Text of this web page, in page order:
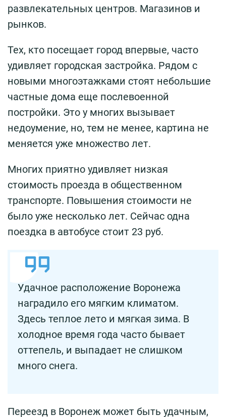
развлекательных центров. Магазинов и
рынков.
Тех, кто посещает город впервые, часто
удивляет городская застройка. Рядом с
новыми многоэтажками стоят небольшие
частные дома еще послевоенной
постройки. Это у многих вызывает
недоумение, но, тем не менее, картина не
меняется уже множество лет.
Многих приятно удивляет низкая
стоимость проезда в общественном
транспорте. Повышения стоимости не
было уже несколько лет. Сейчас одна
поездка в автобусе стоит 23 руб.
Удачное расположение Воронежа
наградило его мягким климатом.
Здесь теплое лето и мягкая зима. В
холодное время года часто бывает
оттепель, и выпадает не слишком
много снега.
Переезд в Воронеж может быть удачным,